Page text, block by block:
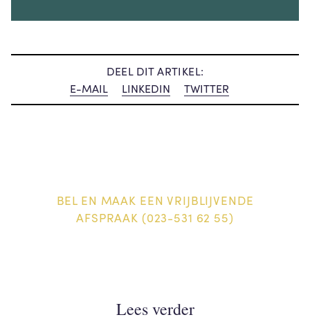
DEEL DIT ARTIKEL:
E-MAIL
LINKEDIN TWITTER
BEL EN MAAK EEN VRIJBLIJVENDE
AFSPRAAK (023-531 62 55)
Lees verder